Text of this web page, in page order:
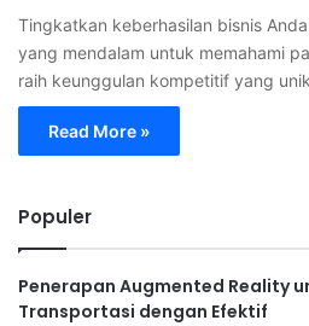
Tingkatkan keberhasilan bisnis
yang mendalam untuk memahami
raih keunggulan kompetitif yang
Read More »
Populer
Penerapan Augmented Reality
Transportasi dengan Efektif